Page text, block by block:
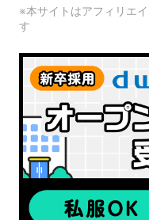
※本サイトはアフィリエ
す